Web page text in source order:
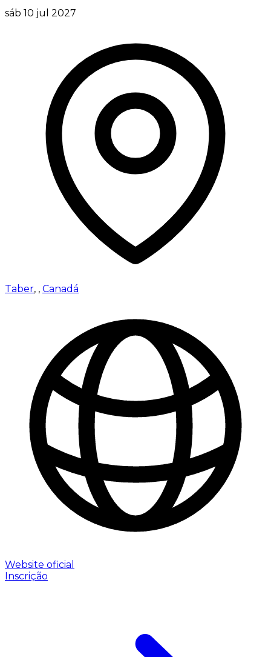
sáb 10 jul 2027
Taber, , Canadá
Website oficial
Inscrição